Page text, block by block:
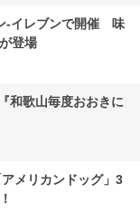
-イレブンで開催 味
登場
和歌山毎度おおきに
メリカンドッグ」3